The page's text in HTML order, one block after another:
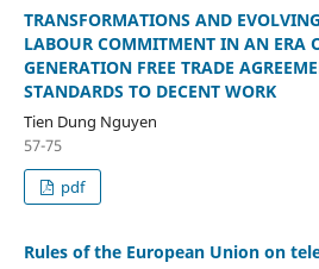
TRANSFORMATIONS AND
LABOUR COMMITMENT IN AN ERA
GENERATION FREE TRADE
STANDARDS TO DECENT WORK
Tien Dung Nguyen
57-75
pdf
Rules of the European Union on